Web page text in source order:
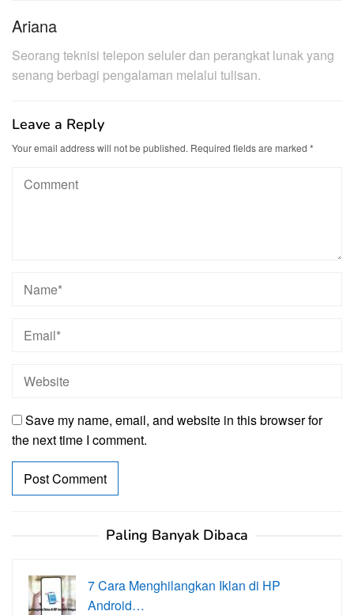
Ariana
Seorang teknisi telepon seluler dan perangkat lunak yang
senang berbagi pengalaman melalui tulisan.
Leave a Reply
Your email address will not be published. Required fields are marked *
Save my name, email, and website in this browser for
the next time I comment.
Paling Banyak Dibaca
7 Cara Menghilangkan Iklan di HP
Android…